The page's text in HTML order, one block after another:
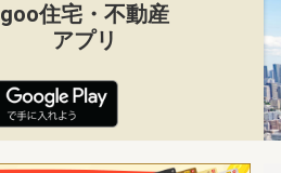
goo住宅・不動産
アプリ